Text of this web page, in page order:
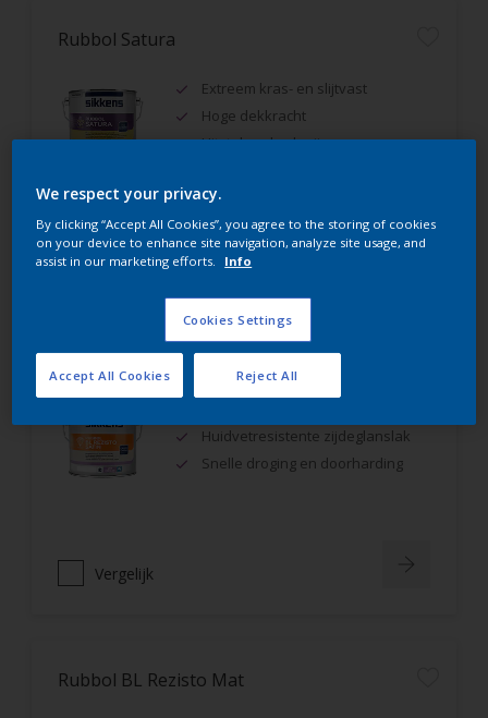
Rubbol Satura
Extreem kras- en slijtvast
Hoge dekkracht
Uitstekende vloeiing
Vergelijk
Rubbol BL Rezisto Satin
Huidvetresistente zijdeglanslak
Snelle droging en doorharding
Vergelijk
Rubbol BL Rezisto Mat
We respect your privacy.
By clicking “Accept All Cookies”, you agree to the storing of cookies
on your device to enhance site navigation, analyze site usage, and
assist in our marketing efforts.
Info
Cookies Settings
Reject All
Accept All Cookies